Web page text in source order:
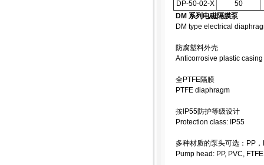
DP-50-02-X
50
DM 系列电磁隔膜泵
DM type electrical
防腐塑料外壳
Anticorrosive plastic casing
全PTFE隔膜
PTFE diaphragm
按IP55防护等级设计
Protection class: IP55
多种材质的泵头可选：PP
Pump head: PP, PVC,